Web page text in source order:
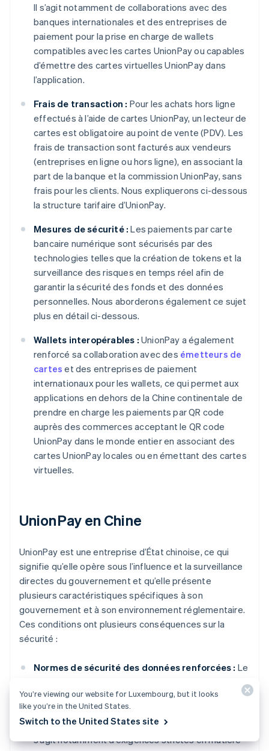
Il s’agit notamment de collaborations avec des
banques internationales et des entreprises de
paiement pour la prise en charge de wallets
compatibles avec les cartes UnionPay ou capables
d’émettre des cartes virtuelles UnionPay dans
l’application.
Frais de transaction : Pour les achats hors ligne
effectués à l’aide de cartes UnionPay, un lecteur de
cartes est obligatoire au point de vente (PDV). Les
frais de transaction sont facturés aux vendeurs
(entreprises en ligne ou hors ligne), en associant la
part de la banque et la commission UnionPay, sans
frais pour les clients. Nous expliquerons ci-dessous
la structure tarifaire d’UnionPay.
Mesures de sécurité : Les paiements par carte
bancaire numérique sont sécurisés par des
technologies telles que la création de tokens et la
surveillance des risques en temps réel afin de
garantir la sécurité des fonds et des données
personnelles. Nous aborderons également ce sujet
plus en détail ci-dessous.
Wallets interopérables : UnionPay a également
renforcé sa collaboration avec des émetteurs de
cartes et des entreprises de paiement
internationaux pour les wallets, ce qui permet aux
applications en dehors de la Chine continentale de
prendre en charge les paiements par QR code
auprès des commerces acceptant le QR code
UnionPay dans le monde entier en associant des
cartes UnionPay locales ou en émettant des cartes
virtuelles.
UnionPay en Chine
UnionPay est une entreprise d’État chinoise, ce qui
signifie qu’elle opère sous l’influence et la surveillance
directes du gouvernement et qu’elle présente
plusieurs caractéristiques spécifiques à son
gouvernement et à son environnement réglementaire.
Ces conditions ont plusieurs conséquences sur la
sécurité :
Normes de sécurité des données renforcées : Le
gouvernement chinois impose des réglementations
strictes en matière de sécurité des données, et
UnionPay adhère à ces normes, qui dépassent
souvent les bonnes pratiques internationales. Il
s’agit notamment d’exigences strictes en matière
You’re viewing our website for Luxembourg, but it looks
like you’re in the United States.
Switch to the United States site